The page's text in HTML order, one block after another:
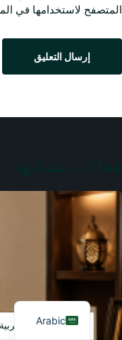
المتصفح لاستخدامها في
إرسال التعليق
Arabic
French
العربية‏